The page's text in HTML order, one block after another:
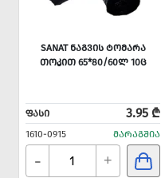
SANAT ᲜᲐᲒᲕᲘᲡ ᲢᲝᲛᲐᲠᲐ
ᲗᲝᲙᲘᲗ 65*80/60Ლ 10Ც
ᲤᲐᲡᲘ 3.95 ₾
1610-0915 ᲛᲐᲠᲐᲒᲨᲘᲐ
- +